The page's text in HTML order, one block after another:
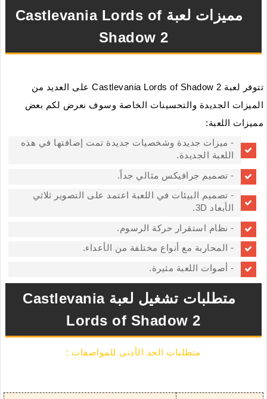
مميزات لعبة Castlevania Lords of
Shadow 2
تتوفر لعبة Castlevania Lords of Shadow 2 على العديد من
الميزات الجديدة والتحسينات الخاصة وسوف نعرض لكم بعض
مميزات اللعبة:
- ميزات جديدة وشخصيات جديدة تمت إضافتها في هذه
اللعبة الجديدة.
- تصميم جرافيكس مثالي جداً.
- تصميم البيئات في اللعبة اعتمد على التصوير ثلاثي
الأبعاد 3D.
- نظام استقرار حركة الرسوم.
- المحاربة مع أنواع مختلفة من الأعداء.
- أصوات اللعبة مثيرة.
متطلبات تشغيل لعبة Castlevania
Lords of Shadow 2
متطلبات الحد الأدنى للمواصفات :